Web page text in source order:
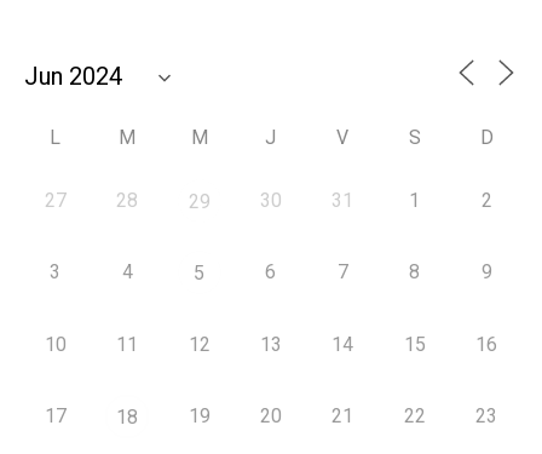
L M M J V S D
27 28 29 30 31 1 2
3 4 5 6 7 8 9
10 11 12 13 14 15 16
17 18 19 20 21 22 23